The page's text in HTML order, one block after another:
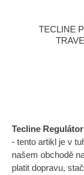
TECLINE
Tecline
- tento artikl je v
našem obchodě
platit dopravu,